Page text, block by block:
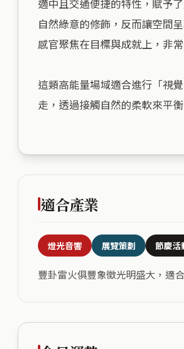
適中且交通便捷的特性，賦予
自然綠意的修飾，反而讓空間
感官聚焦在目標與成就上，非
這類高能量場域適合進行「視
走，透過接觸自然的柔軟來平
適合產業
燈光音響 展覽策劃 節慶活
豐卦雷火俱豐象徵光明盛大，適